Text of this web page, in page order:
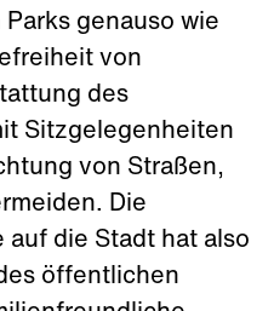
genauso wie
von
des
Sitzgelegenheiten
von Straßen,
Die
die Stadt hat also
öffentlichen